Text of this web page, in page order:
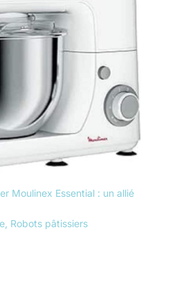
Moulinex Essential : un allié
, Robots pâtissiers